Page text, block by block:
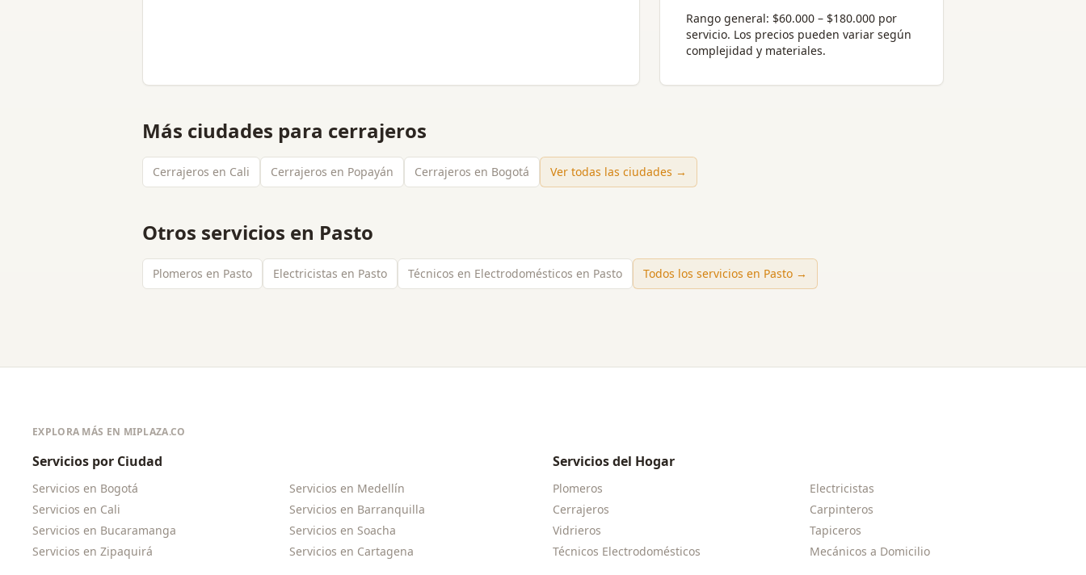
Rango general: $60.000 – $180.000 por
servicio. Los precios pueden variar según
complejidad y materiales.
Más ciudades para cerrajeros
Cerrajeros en Cali Cerrajeros en Popayán Cerrajeros en Bogotá Ver todas las ciudades →
Otros servicios en Pasto
Plomeros en Pasto Electricistas en Pasto Técnicos en Electrodomésticos en Pasto Todos los servicios en Pasto →
EXPLORA MÁS EN MIPLAZA.CO
Servicios por Ciudad
Servicios en Bogotá Servicios en Medellín
Servicios en Cali Servicios en Barranquilla
Servicios en Bucaramanga Servicios en Soacha
Servicios en Zipaquirá Servicios en Cartagena
Servicios del Hogar
Plomeros
Electricistas
Cerrajeros
Carpinteros
Vidrieros
Tapiceros
Técnicos Electrodomésticos
Mecánicos a Domicilio